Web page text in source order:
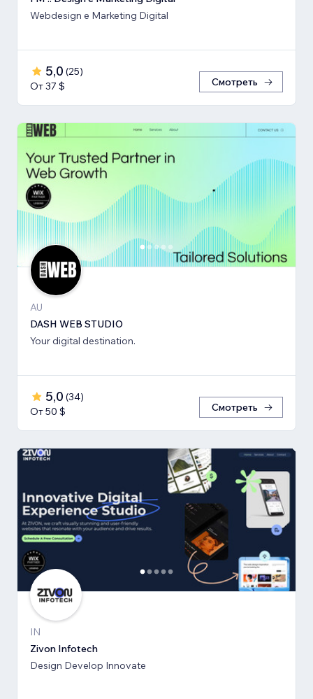
Webdesign e Marketing Digital
5,0 (25)
От 37 $
Смотреть
AU
DASH WEB STUDIO
Your digital destination.
5,0 (34)
От 50 $
Смотреть
IN
Zivon Infotech
Design Develop Innovate